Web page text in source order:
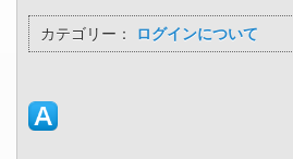
カテゴリー： ログインについて